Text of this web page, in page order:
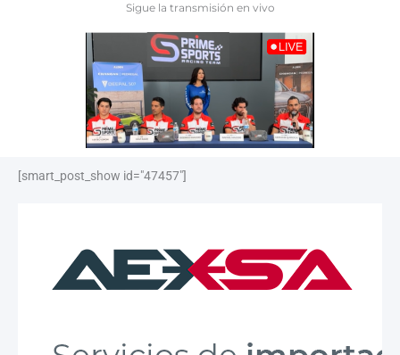
Sigue la transmisión en vivo
[smart_post_show id="47457"]